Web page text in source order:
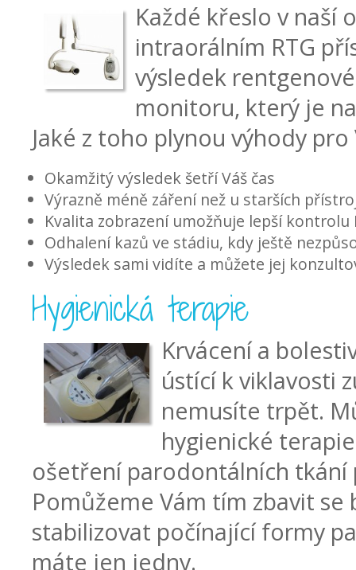
Každé křeslo v naší
intraorálním RTG
výsledek
monitoru, který je
Jaké z toho plynou výhody pro
Okamžitý výsledek šetří Váš čas
Výrazně méně záření než u starších
Kvalita zobrazení umožňuje lepší
Odhalení kazů ve stádiu, kdy ještě
Výsledek sami vidíte a můžete jej
Hygienická terapie
Krvácení a
ústící k viklavosti
nemusíte trpět.
hygienické
ošetření parodontálních tkání
Pomůžeme Vám tím zbavit
stabilizovat počínající formy
máte jen jedny.